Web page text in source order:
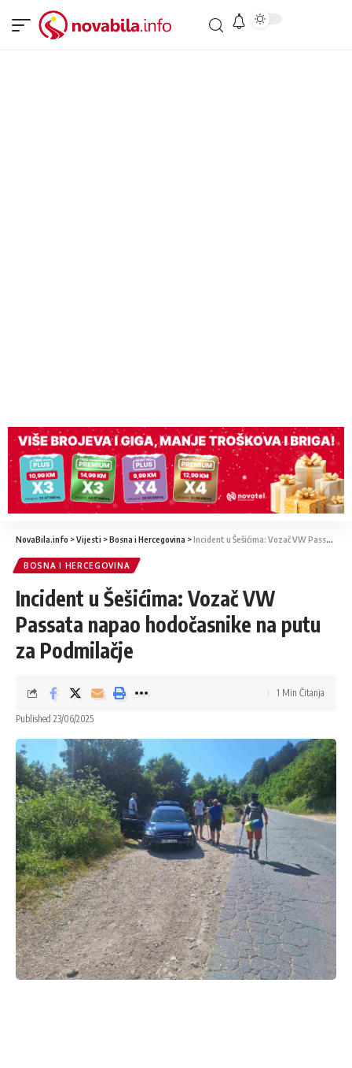
NovaBila.info >Vijesti >Bosna i Hercegovina >Incident u Šešićima: Vozač VW Passata napao hodočasnike na putu za Podmilačje
BOSNA I HERCEGOVINA
Incident u Šešićima: Vozač VW
Passata napao hodočasnike na putu
za Podmilačje
Published 23/06/2025
1 Min Čitanja